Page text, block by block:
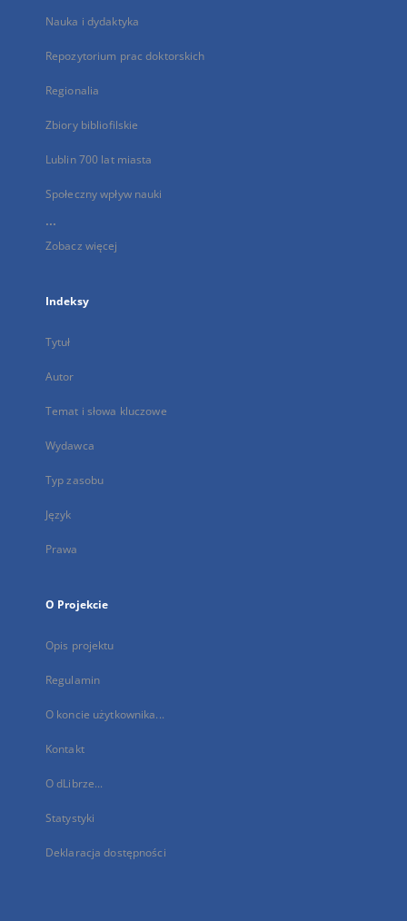
Nauka i dydaktyka
Repozytorium prac doktorskich
Regionalia
Zbiory bibliofilskie
Lublin 700 lat miasta
Społeczny wpływ nauki
...
Zobacz więcej
Indeksy
Tytuł
Autor
Temat i słowa kluczowe
Wydawca
Typ zasobu
Język
Prawa
O Projekcie
Opis projektu
Regulamin
O koncie użytkownika...
Kontakt
O dLibrze...
Statystyki
Deklaracja dostępności